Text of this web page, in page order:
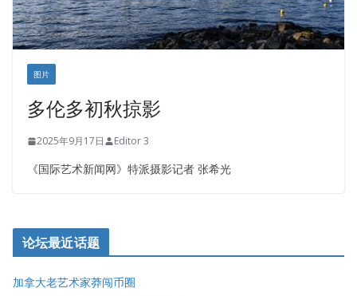
图片
多伦多初秋掠影
2025年9月17日 Editor 3
《国际艺术新闻网》特派摄影记者 张希光
论坛最近话题
加拿大老艺术家莽闯币圈